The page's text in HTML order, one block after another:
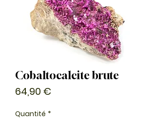
Cobaltocalcite brute
64,90 €
Quantité *